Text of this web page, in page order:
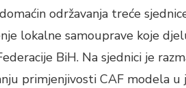
održavanja treće
lokalne samouprave koje
BiH. Na sjednici je
primjenjivosti CAF modela u